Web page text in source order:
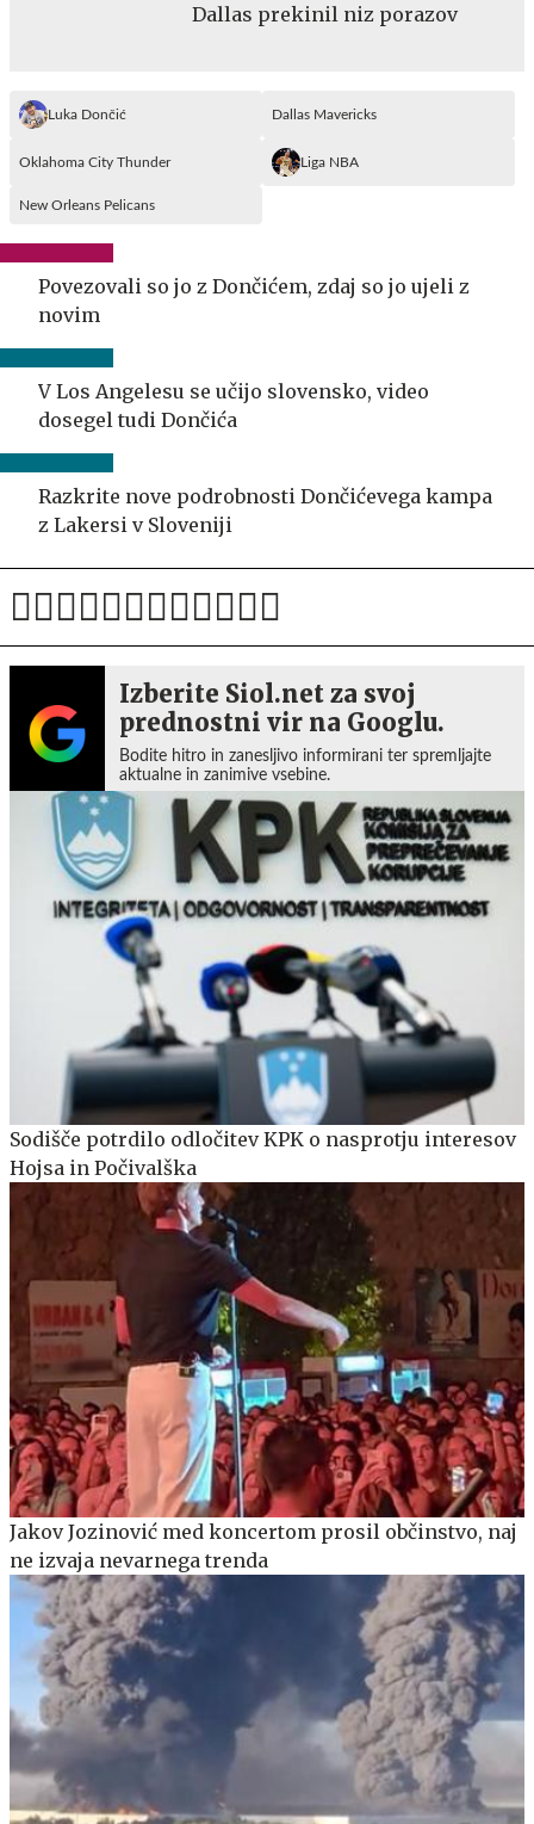
Dallas prekinil niz porazov
Luka Dončić Dallas Mavericks
Oklahoma City Thunder Liga NBA
New Orleans Pelicans
Povezovali so jo z Dončićem, zdaj so jo ujeli z
novim
V Los Angelesu se učijo slovensko, video
dosegel tudi Dončića
Razkrite nove podrobnosti Dončićevega kampa
z Lakersi v Sloveniji
Izberite Siol.net za svoj
prednostni vir na Googlu.
Bodite hitro in zanesljivo informirani ter spremljajte
aktualne in zanimive vsebine.
Sodišče potrdilo odločitev KPK o nasprotju interesov
Hojsa in Počivalška
Jakov Jozinović med koncertom prosil občinstvo, naj
ne izvaja nevarnega trenda